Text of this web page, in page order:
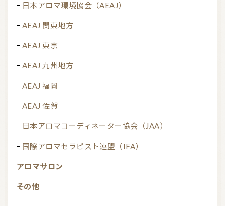
日本アロマ環境協会（AEAJ）
AEAJ 関東地方
AEAJ 東京
AEAJ 九州地方
AEAJ 福岡
AEAJ 佐賀
日本アロマコーディネーター協会（JAA）
国際アロマセラピスト連盟（IFA）
アロマサロン
その他